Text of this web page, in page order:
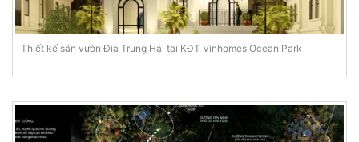
Thiết kế sân vườn Địa Trung Hải tại KĐT Vinhomes Ocean Park